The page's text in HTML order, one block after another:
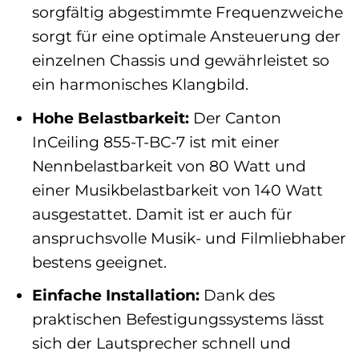
sorgfältig abgestimmte Frequenzweiche
sorgt für eine optimale Ansteuerung der
einzelnen Chassis und gewährleistet so
ein harmonisches Klangbild.
Hohe Belastbarkeit:Der Canton
InCeiling 855-T-BC-7 ist mit einer
Nennbelastbarkeit von 80 Watt und
einer Musikbelastbarkeit von 140 Watt
ausgestattet. Damit ist er auch für
anspruchsvolle Musik- und Filmliebhaber
bestens geeignet.
Einfache Installation:Dank des
praktischen Befestigungssystems lässt
sich der Lautsprecher schnell und